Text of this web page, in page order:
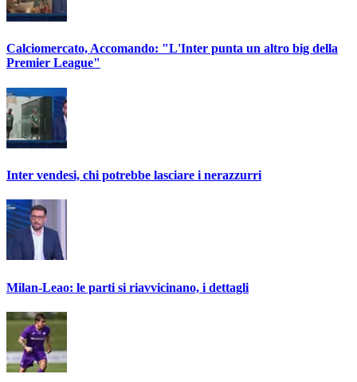
Calciomercato, Accomando: "L'Inter punta un altro big della
Premier League"
Inter vendesi, chi potrebbe lasciare i nerazzurri
Milan-Leao: le parti si riavvicinano, i dettagli